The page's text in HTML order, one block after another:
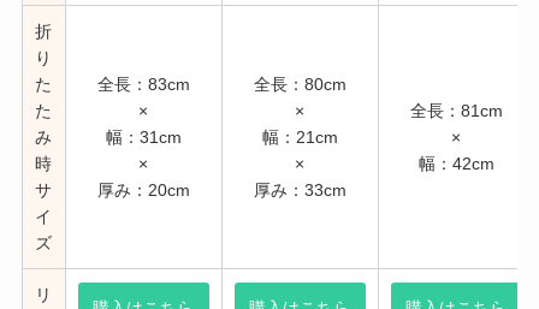
折
り
た
た
み
時
サ
イ
ズ
全長：83cm
×
幅：31cm
×
厚み：20cm
全長：80cm
×
幅：21cm
×
厚み：33cm
全長：81cm
×
幅：42cm
リ